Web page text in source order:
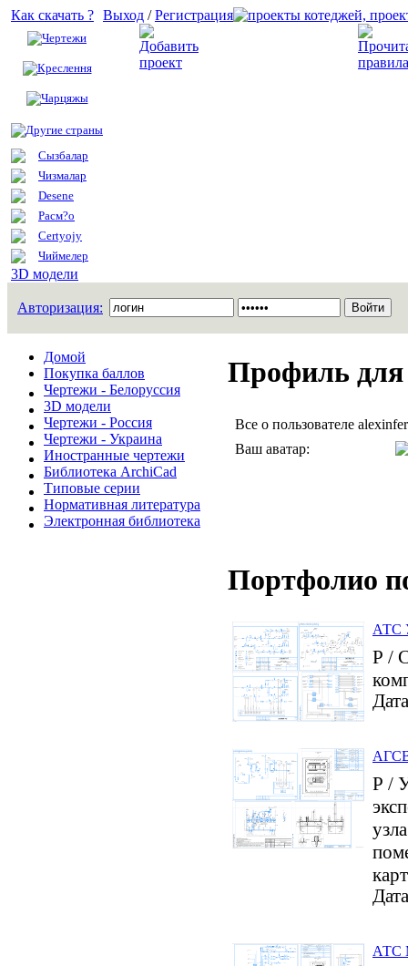
Как скачать ?
Чертежи
Креслення
Чарцяжы
Другие страны
Сызбалар
Чизмалар
Desene
Расм?о
Certyojy
Чиймелер
3D модели
Выход /Регистрация
Авторизация:
Домой
Покупка баллов
Чертежи - Белоруссия
3D модели
Чертежи - Россия
Чертежи - Украина
Иностранные чертежи
Библиотека ArchiCad
Типовые серии
Нормативная литература
Электронная библиотека
Профиль
Все о пользователе
Ваш аватар:
Портфолио
АТС
Р /
АГСВ
Р /
АТС